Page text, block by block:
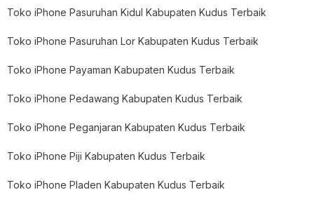
Toko iPhone Pasuruhan Kidul Kabupaten Kudus Terbaik
Toko iPhone Pasuruhan Lor Kabupaten Kudus Terbaik
Toko iPhone Payaman Kabupaten Kudus Terbaik
Toko iPhone Pedawang Kabupaten Kudus Terbaik
Toko iPhone Peganjaran Kabupaten Kudus Terbaik
Toko iPhone Piji Kabupaten Kudus Terbaik
Toko iPhone Pladen Kabupaten Kudus Terbaik